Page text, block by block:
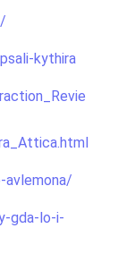
kythira
gda-lo-i-